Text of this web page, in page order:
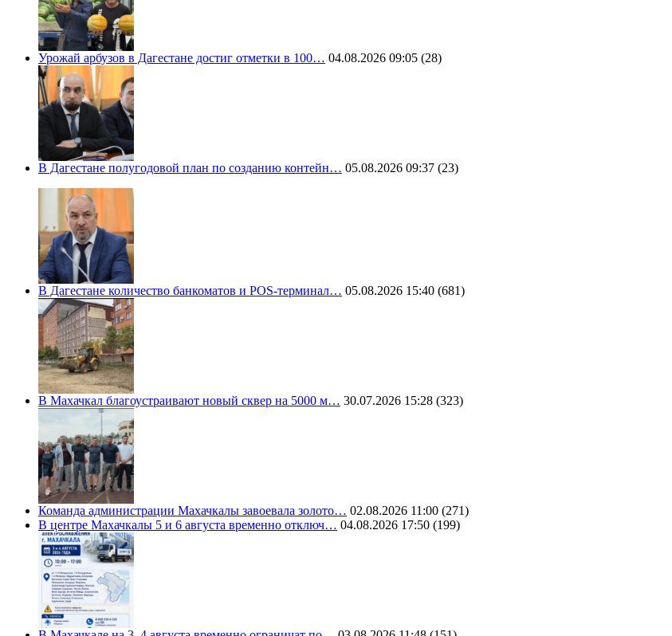
Урожай арбузов в Дагестане достиг отметки в 100… 04.08.2026 09:05 (28)
В Дагестане полугодовой план по созданию контейн… 05.08.2026 09:37 (23)
В Дагестане количество банкоматов и POS-терминал… 05.08.2026 15:40 (681)
В Махачкал благоустраивают новый сквер на 5000 м… 30.07.2026 15:28 (323)
Команда администрации Махачкалы завоевала золото… 02.08.2026 11:00 (271)
В центре Махачкалы 5 и 6 августа временно отключ… 04.08.2026 17:50 (199)